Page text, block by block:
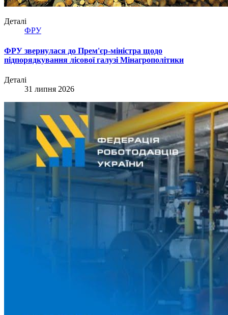
Деталі
ФРУ
ФРУ звернулася до Прем'єр-міністра щодо
підпорядкування лісової галузі Мінагрополітики
Деталі
31 липня 2026